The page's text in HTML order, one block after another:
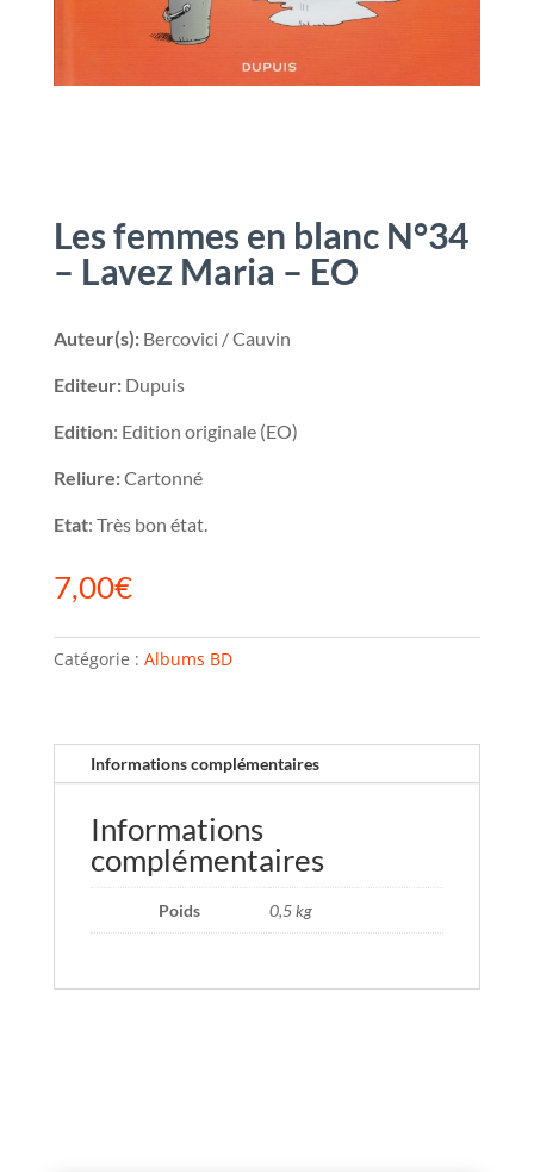
Les femmes en blanc N°34
– Lavez Maria – EO
Auteur(s):Bercovici / Cauvin
Editeur:Dupuis
Edition: Edition originale (EO)
Reliure:Cartonné
Etat: Très bon état.
7,00€
Catégorie : Albums BD
Informations complémentaires
Informations
complémentaires
Poids 0,5 kg